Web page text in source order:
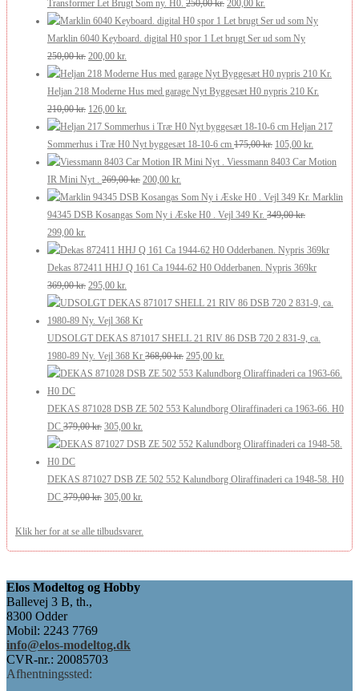
Transformer Let Brugt Som ny. H0. 250,00kr.
oprindelige
pris
250,00 kr..
200,00 kr.
aktuelle
pris
200,00 kr..
Marklin 6040 Keyboard. digital H0 spor 1 Let brugt Ser ud som Ny
250,00kr. Den
oprindelige
pris
var:
250,00 kr..
200,00 kr.
aktuelle
pris
200,00 kr..
Heljan 218 Moderne Hus med garage Nyt Byggesæt H0 nypris 210 Kr.
210,00kr. Den
oprindelige
pris
var:
210,00 kr..
126,00 kr.
aktuelle
pris
er:
126,00 kr..
Heljan 217
Sommerhus i Træ H0 Nyt byggesæt 18-10-6 cm 175,00kr. Den
oprindelige
var:
175,00 kr..
105,00 kr.
aktuelle
er:
105,00 kr..
Viessmann 8403 Car Motion
IR Mini Nyt .
269,00kr. Den
oprindelige
pris
269,00 kr..
200,00 kr.
aktuelle
pris
200,00 kr..
Marklin
94345 DSB Kosangas Som Ny i Æske H0 . Vejl 349 Kr. 349,00kr.
Den
oprindelige
pris
var:
349,00 kr..
299,00 kr.
aktuelle
pris
er:
299,00 kr..
Dekas 872411 HHJ Q 161 Ca 1944-62 H0 Odderbanen. Nypris 369kr
369,00kr. Den
oprindelige
pris
var:
369,00 kr..
295,00 kr.
aktuelle
pris
er:
295,00 kr..
UDSOLGT DEKAS 871017 SHELL 21 RIV 86 DSB 720 2 831-9, ca.
1980-89 Ny. Vejl 368 Kr 368,00kr. Den
oprindelige
var:
295,00 kr.
aktuelle
er:
DEKAS 871028 DSB ZE 502 553 Kalundborg Oliraffinaderi ca 1963-66. H0
DC 379,00kr. Den
oprindelige
var:
379,00 kr..
305,00 kr.
aktuelle
er:
DEKAS 871027 DSB ZE 502 552 Kalundborg Oliraffinaderi ca 1948-58. H0
DC 379,00kr. Den
pris
var:
305,00 kr.
er:
Klik her for at se alle tilbudsvarer.
Elos Modeltog og Hobby
Ballevej 3 B, th.,
8300 Odder
Mobil: 2243 7769
info@elos-modeltog.dk
CVR-nr.: 20085703
Afhentningssted: